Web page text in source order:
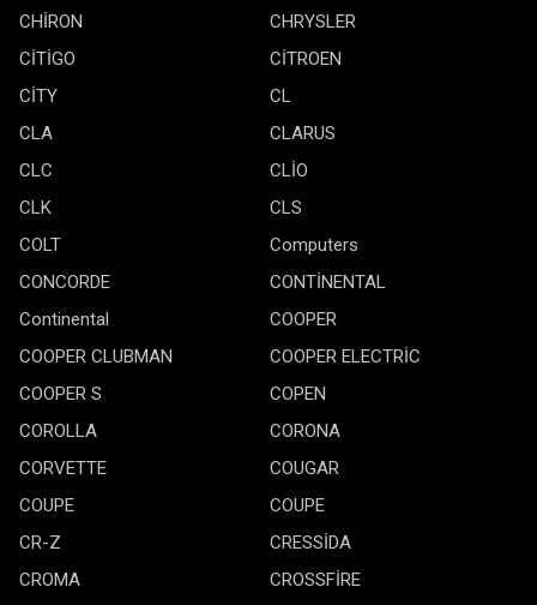
CHİRON
CHRYSLER
CİTİGO
CİTROEN
CİTY
CL
CLA
CLARUS
CLC
CLİO
CLK
CLS
COLT
Computers
CONCORDE
CONTİNENTAL
Continental
COOPER
COOPER CLUBMAN
COOPER ELECTRİC
COOPER S
COPEN
COROLLA
CORONA
CORVETTE
COUGAR
COUPE
COUPE
CR-Z
CRESSİDA
CROMA
CROSSFİRE